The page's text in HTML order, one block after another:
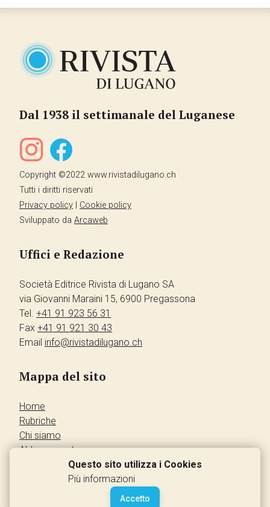
Dal 1938 il settimanale del Luganese
Copyright ©2022 www.rivistadilugano.ch
Tutti i diritti riservati
Privacy policy
Cookie policy
Sviluppato da Arcaweb
Uffici e Redazione
Società Editrice Rivista di Lugano SA
via Giovanni Maraini 15, 6900 Pregassona
Tel. +41 91 923 56 31
Fax +41 91 921 30 43
Email info@rivistadilugano.ch
Mappa del sito
Home
Rubriche
Chi siamo
Abbonamento
Annunci dei lettori
Questo sito utilizza i Cookies
Più informazioni
Accetto